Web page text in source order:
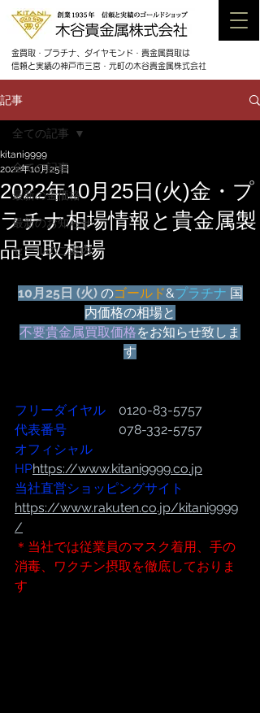
金買取・プラチナ、ダイヤモンド・貴金属買取は
信頼と実績の神戸市三宮・元町の木谷貴金属株式会社
記事
全ての記事
最新の金価格
最新のお知らせ
セールのご案内
全ての記事
2022年10月25日(火)金・プ
ラチナ相場情報と貴金属製
品買取相場
kitani9999
2022年10月25日
10月25日 (火) のゴールド&プラチナ 国
内価格の相場と
不要貴金属買取価格をお知らせ致しま
す
フリーダイヤル 0120-83-5757
代表番号
              078-332-5757
オフィシャル
HPhttps://www.kitani9999.co.jp
当社直営ショッピングサイト
https://www.rakuten.co.jp/kitani9999
/
＊当社では従業員のマスク着用、手の
消毒、ワクチン摂取を徹底しておりま
す